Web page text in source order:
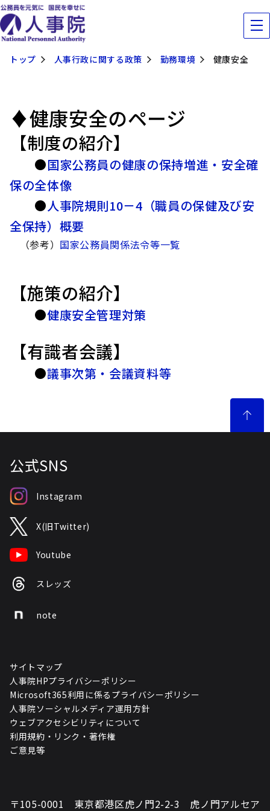
トップ 人事行政に関する政策 勤務環境 健康安全
♦健康安全のページ
【制度の紹介】
●国家公務員の健康の保持増進・安全確
保の全体像
●人事院規則10－4（職員の保健及び安
全保持）概要
（参考） 国家公務員関係法令等一覧
【施策の紹介】
●健康安全管理対策
【有識者会議】
●議事次第・会議資料等
公式SNS
Instagram
X(旧Twitter)
Youtube
スレッズ
note
サイトマップ
人事院HPプライバシーポリシー
Microsoft365利用に係るプライバシーポリシー
人事院ソーシャルメディア運用方針
ウェブアクセシビリティについて
利用規約・リンク・著作権
ご意見等
〒105-0001 東京都港区虎ノ門2-2-3 虎ノ門アルセア